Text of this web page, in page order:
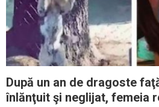
După un an de dragoste
înlănţuit şi neglijat, femeia